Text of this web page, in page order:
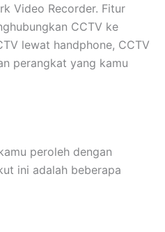
Video Recorder. Fitur
CCTV ke
lewat handphone, CCTV
perangkat yang kamu
peroleh dengan
ini adalah beberapa